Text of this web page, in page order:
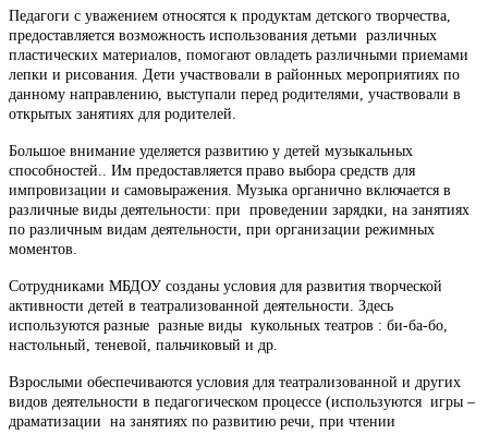
Педагоги с уважением относятся к продуктам детского творчества,
предоставляется возможность использования детьми различных
пластических материалов, помогают овладеть различными приемами
лепки и рисования. Дети участвовали в районных мероприятиях по
данному направлению, выступали перед родителями, участвовали в
открытых занятиях для родителей.
Большое внимание уделяется развитию у детей музыкальных
способностей.. Им предоставляется право выбора средств для
импровизации и самовыражения. Музыка органично включается в
различные виды деятельности: при проведении зарядки, на занятиях
по различным видам деятельности, при организации режимных
моментов.
Сотрудниками МБДОУ созданы условия для развития творческой
активности детей в театрализованной деятельности. Здесь
используются разные разные виды кукольных театров : би-ба-бо,
настольный, теневой, пальчиковый и др.
Взрослыми обеспечиваются условия для театрализованной и других
видов деятельности в педагогическом процессе (используются игры –
драматизации на занятиях по развитию речи, при чтении